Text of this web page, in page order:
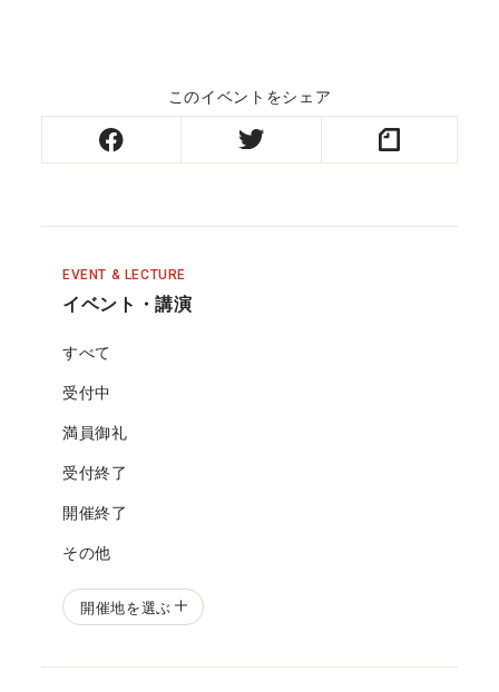
このイベントをシェア
EVENT & LECTURE
イベント・講演
すべて
受付中
満員御礼
受付終了
開催終了
その他
開催地を選ぶ